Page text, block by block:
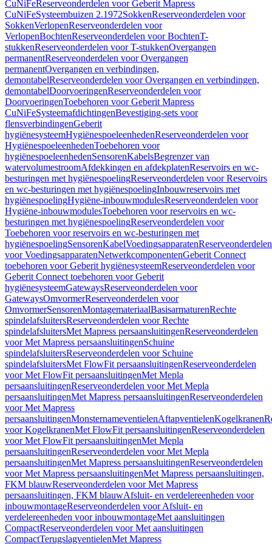
CuNiFeReserveonderdelen voor Geberit Mapress
CuNiFeSysteembuizen 2.1972SokkenReserveonderdelen voor
SokkenVerlopenReserveonderdelen voor
VerlopenBochtenReserveonderdelen voor BochtenT-
stukkenReserveonderdelen voor T-stukkenOvergangen
permanentReserveonderdelen voor Overgangen
permanentOvergangen en verbindingen,
demontabelReserveonderdelen voor Overgangen en verbindingen,
demontabelDoorvoeringenReserveonderdelen voor
DoorvoeringenToebehoren voor Geberit Mapress
CuNiFeSysteemafdichtingenBevestiging-sets voor
flensverbindingenGeberit
hygiënesysteemHygiënespoeleenhedenReserveonderdelen voor
HygiënespoeleenhedenToebehoren voor
hygiënespoeleenhedenSensorenKabelsBegrenzer van
watervolumestroomAfdekkingen en afdekplatenReservoirs en wc-
besturingen met hygiënespoelingReserveonderdelen voor Reservoirs
en wc-besturingen met hygiënespoelingInbouwreservoirs met
hygiënespoelingHygiëne-inbouwmodulesReserveonderdelen voor
Hygiëne-inbouwmodulesToebehoren voor reservoirs en wc-
besturingen met hygiënespoelingReserveonderdelen voor
Toebehoren voor reservoirs en wc-besturingen met
hygiënespoelingSensorenKabelVoedingsapparatenReserveonderdelen
voor VoedingsapparatenNetwerkcomponentenGeberit Connect
toebehoren voor Geberit hygiënesysteemReserveonderdelen voor
Geberit Connect toebehoren voor Geberit
hygiënesysteemGatewaysReserveonderdelen voor
GatewaysOmvormerReserveonderdelen voor
OmvormerSensorenMontagemateriaalBasisarmaturenRechte
spindelafsluitersReserveonderdelen voor Rechte
spindelafsluitersMet Mapress persaansluitingenReserveonderdelen
voor Met Mapress persaansluitingenSchuine
spindelafsluitersReserveonderdelen voor Schuine
spindelafsluitersMet FlowFit persaansluitingenReserveonderdelen
voor Met FlowFit persaansluitingenMet Mepla
persaansluitingenReserveonderdelen voor Met Mepla
persaansluitingenMet Mapress persaansluitingenReserveonderdelen
voor Met Mapress
persaansluitingenMonsternameventielenAftapventielenKogelkranen
voor KogelkranenMet FlowFit persaansluitingenReserveonderdelen
voor Met FlowFit persaansluitingenMet Mepla
persaansluitingenReserveonderdelen voor Met Mepla
persaansluitingenMet Mapress persaansluitingenReserveonderdelen
voor Met Mapress persaansluitingenMet Mapress persaansluitingen,
FKM blauwReserveonderdelen voor Met Mapress
persaansluitingen, FKM blauwAfsluit- en verdelereenheden voor
inbouwmontageReserveonderdelen voor Afsluit- en
verdelereenheden voor inbouwmontageMet aansluitingen
CompactReserveonderdelen voor Met aansluitingen
CompactTerugslagventielenMet Mapress